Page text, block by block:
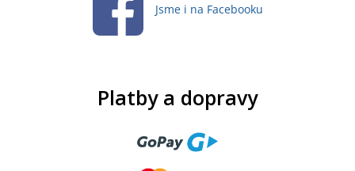
Jsme i na Facebooku
Platby a dopravy